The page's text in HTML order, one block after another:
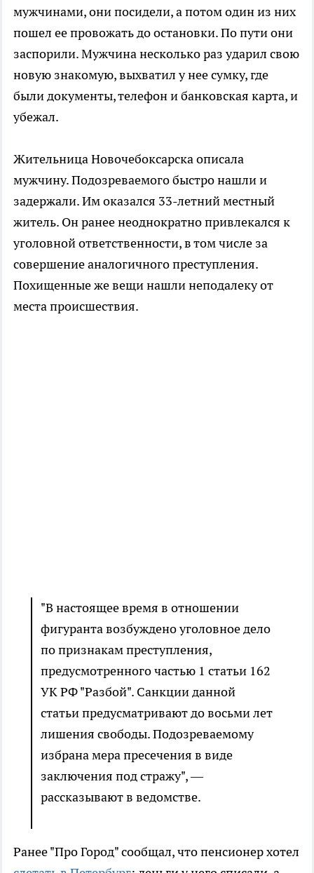
мужчинами, они посидели, а потом один из них
пошел ее провожать до остановки. По пути они
заспорили. Мужчина несколько раз ударил свою
новую знакомую, выхватил у нее сумку, где
были документы, телефон и банковская карта, и
убежал.
Жительница Новочебоксарска описала
мужчину. Подозреваемого быстро нашли и
задержали. Им оказался 33-летний местный
житель. Он ранее неоднократно привлекался к
уголовной ответственности, в том числе за
совершение аналогичного преступления.
Похищенные же вещи нашли неподалеку от
места происшествия.
"В настоящее время в отношении
фигуранта возбуждено уголовное дело
по признакам преступления,
предусмотренного частью 1 статьи 162
УК РФ "Разбой". Санкции данной
статьи предусматривают до восьми лет
лишения свободы. Подозреваемому
избрана мера пресечения в виде
заключения под стражу", —
рассказывают в ведомстве.
Ранее "Про Город" сообщал, что пенсионер хотел